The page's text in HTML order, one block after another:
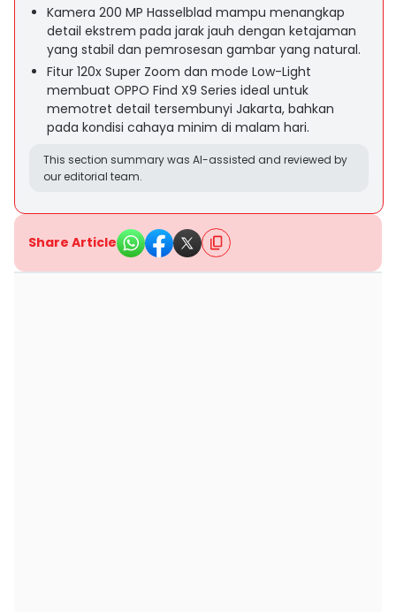
Kamera 200 MP Hasselblad mampu menangkap
detail ekstrem pada jarak jauh dengan ketajaman
yang stabil dan pemrosesan gambar yang natural.
Fitur 120x Super Zoom dan mode Low-Light
membuat OPPO Find X9 Series ideal untuk
memotret detail tersembunyi Jakarta, bahkan
pada kondisi cahaya minim di malam hari.
This section summary was AI-assisted and reviewed by
our editorial team.
Share Article